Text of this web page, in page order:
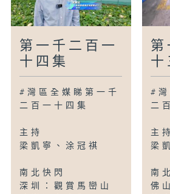
第一千二百一
十四集
#灣區全媒睇第一千
二百一十四集
主持
梁凱寧、涂冠祺
南北快閃
深圳：觀賞馬巒山
第
十
#
二
主持
梁
南
佛